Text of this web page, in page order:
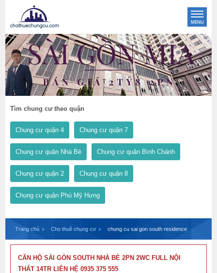
Tìm chung cư theo quận
Chung cư quận 4 Chung cư quận 7
Chung cư quận Nhà Bè Chung cư quận Bình Chánh
Chung cư quận 2 Chung cư quận 8
Chung cư quận Phú Mỹ Hưng
Trang chủ Cho thuê chung cư chung cu sai gon south residence
CĂN HỘ SÀI GÒN SOUTH NHÀ BÈ 2PN 2WC FULL NỘI
THẤT 14TR LIÊN HỆ 0935 375 555